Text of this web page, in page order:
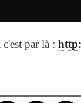
par là :